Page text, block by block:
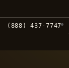
(888) 437-7747